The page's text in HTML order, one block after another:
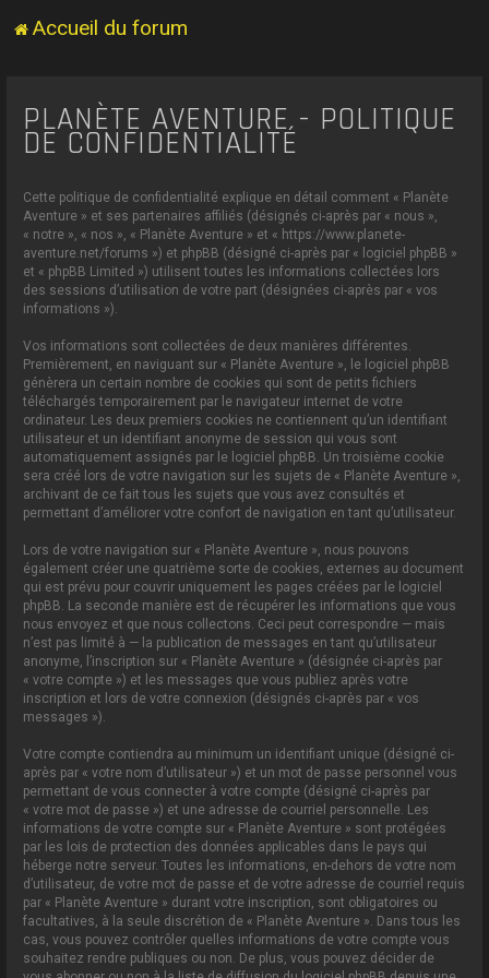
Accueil du forum
PLANÈTE AVENTURE - POLITIQUE
DE CONFIDENTIALITÉ
Cette politique de confidentialité explique en détail comment « Planète
Aventure » et ses partenaires affiliés (désignés ci-après par « nous »,
« notre », « nos », « Planète Aventure » et « https://www.planete-
aventure.net/forums ») et phpBB (désigné ci-après par « logiciel phpBB »
et « phpBB Limited ») utilisent toutes les informations collectées lors
des sessions d’utilisation de votre part (désignées ci-après par « vos
informations »).
Vos informations sont collectées de deux manières différentes.
Premièrement, en naviguant sur « Planète Aventure », le logiciel phpBB
génèrera un certain nombre de cookies qui sont de petits fichiers
téléchargés temporairement par le navigateur internet de votre
ordinateur. Les deux premiers cookies ne contiennent qu’un identifiant
utilisateur et un identifiant anonyme de session qui vous sont
automatiquement assignés par le logiciel phpBB. Un troisième cookie
sera créé lors de votre navigation sur les sujets de « Planète Aventure »,
archivant de ce fait tous les sujets que vous avez consultés et
permettant d’améliorer votre confort de navigation en tant qu’utilisateur.
Lors de votre navigation sur « Planète Aventure », nous pouvons
également créer une quatrième sorte de cookies, externes au document
qui est prévu pour couvrir uniquement les pages créées par le logiciel
phpBB. La seconde manière est de récupérer les informations que vous
nous envoyez et que nous collectons. Ceci peut correspondre — mais
n’est pas limité à — la publication de messages en tant qu’utilisateur
anonyme, l’inscription sur « Planète Aventure » (désignée ci-après par
« votre compte ») et les messages que vous publiez après votre
inscription et lors de votre connexion (désignés ci-après par « vos
messages »).
Votre compte contiendra au minimum un identifiant unique (désigné ci-
après par « votre nom d’utilisateur ») et un mot de passe personnel vous
permettant de vous connecter à votre compte (désigné ci-après par
« votre mot de passe ») et une adresse de courriel personnelle. Les
informations de votre compte sur « Planète Aventure » sont protégées
par les lois de protection des données applicables dans le pays qui
héberge notre serveur. Toutes les informations, en-dehors de votre nom
d’utilisateur, de votre mot de passe et de votre adresse de courriel requis
par « Planète Aventure » durant votre inscription, sont obligatoires ou
facultatives, à la seule discrétion de « Planète Aventure ». Dans tous les
cas, vous pouvez contrôler quelles informations de votre compte vous
souhaitez rendre publiques ou non. De plus, vous pouvez décider de